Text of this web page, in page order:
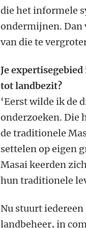
die het informele
ondermijnen. Dan
van die te
Je
tot landbezit?
‘Eerst wilde ik de
onderzoeken. Die
de traditionele
settelen op eigen
Masai keerden
hun traditionele
Nu stuurt
landbeheer, in